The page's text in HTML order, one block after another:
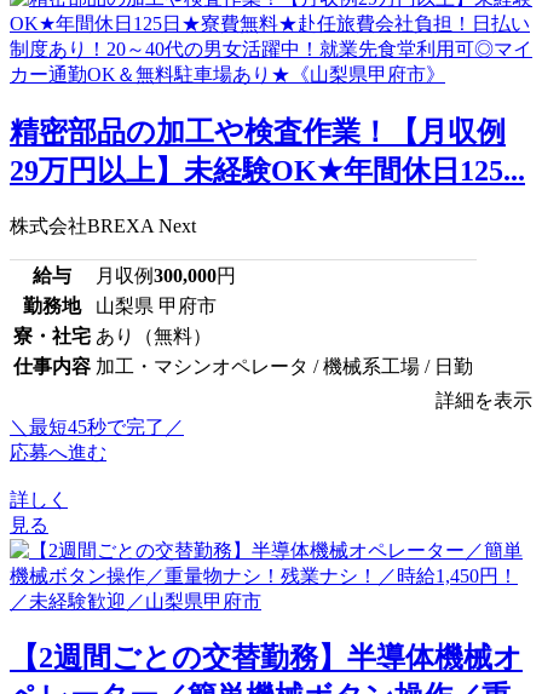
精密部品の加工や検査作業！【月収例
29万円以上】未経験OK★年間休日125...
株式会社BREXA Next
給与 月収例300,000円
勤務地
山梨県 甲府市
寮・社宅 あり（無料）
仕事内容 加工・マシンオペレータ / 機械系工場 / 日勤
詳細を表示
＼最短45秒で完了／
応募へ進む
詳しく
見る
【2週間ごとの交替勤務】半導体機械オ